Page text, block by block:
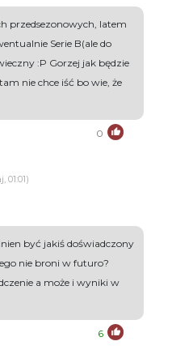
przedsezonowych, latem
Serie B(ale do
:P Gorzej jak będzie
nie chce iść bo wie, że
0
01:01)
być jakiś doświadczony
nie broni w futuro?
a może i wyniki w
6